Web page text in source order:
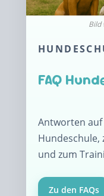
FAQ
Antworten auf
Hundeschule,
und zum
Zu den FAQs